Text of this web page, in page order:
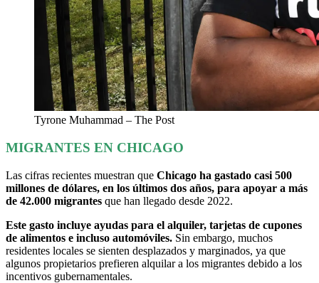
Tyrone Muhammad – The Post
MIGRANTES EN CHICAGO
Las cifras recientes muestran que Chicago ha gastado casi 500
millones de dólares, en los últimos dos años, para apoyar a más
de 42.000 migrantes que han llegado desde 2022.
Este gasto incluye ayudas para el alquiler, tarjetas de cupones
de alimentos e incluso automóviles. Sin embargo, muchos
residentes locales se sienten desplazados y marginados, ya que
algunos propietarios prefieren alquilar a los migrantes debido a los
incentivos gubernamentales.